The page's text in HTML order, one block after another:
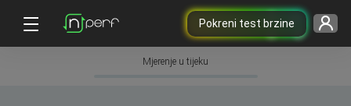
Pokreni test brzine
Mjerenje u tijeku